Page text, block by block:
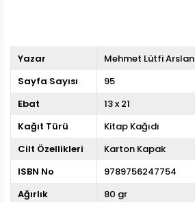
Yazar
Mehmet Lütfi Arslan
Sayfa Sayısı
95
Ebat
13 x 21
Kağıt Türü
Kitap Kağıdı
Cilt Özellikleri
Karton Kapak
ISBN No
9789756247754
Ağırlık
80 gr